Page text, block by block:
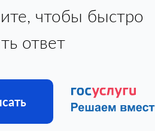
чтобы быстро
ответ